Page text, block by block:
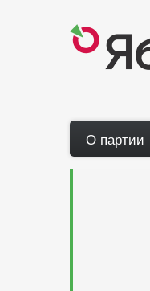
Main
О партии